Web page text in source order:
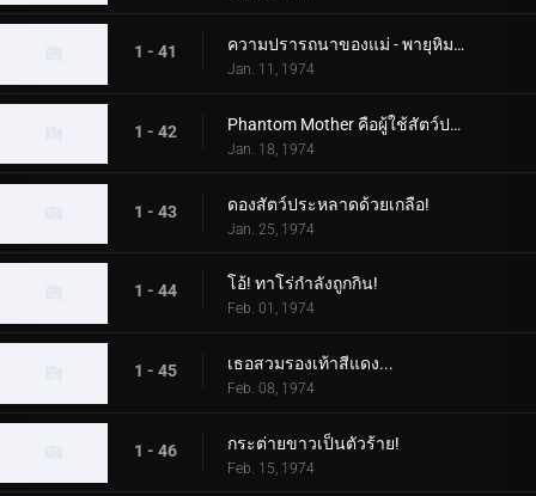
1 - 41 ความปรารถนาของแม่ - พายุหิมะเชอร์รี่กลางฤดูหนาว
Jan. 11, 1974
1 - 42 Phantom Mother คือผู้ใช้สัตว์ประหลาด!
Jan. 18, 1974
1 - 43 ดองสัตว์ประหลาดด้วยเกลือ!
Jan. 25, 1974
1 - 44 โอ้! ทาโร่กำลังถูกกิน!
Feb. 01, 1974
1 - 45 เธอสวมรองเท้าสีแดง...
Feb. 08, 1974
1 - 46 กระต่ายขาวเป็นตัวร้าย!
Feb. 15, 1974